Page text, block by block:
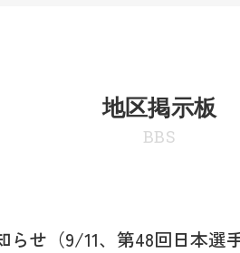
地区掲示板
BBS
せ（9/11、第48回日本選